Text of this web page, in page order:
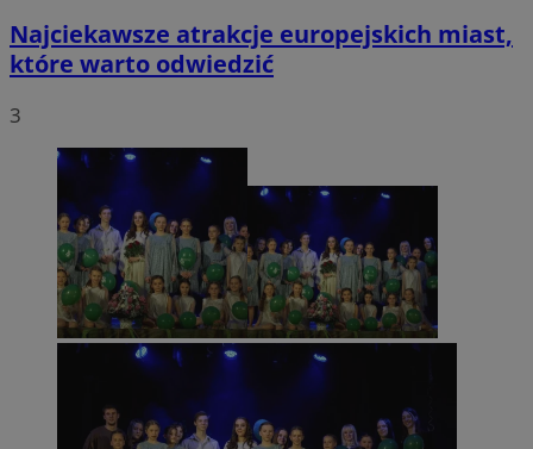
Najciekawsze atrakcje europejskich miast,
które warto odwiedzić
3